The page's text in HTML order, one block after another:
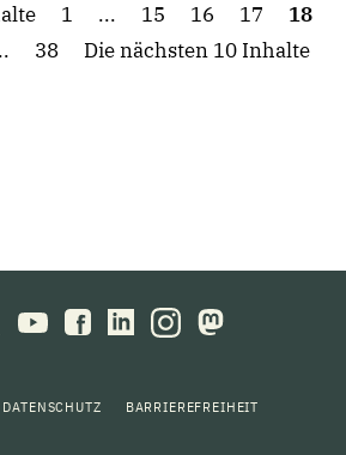
1 ... 15 16 17
18
38 Die nächsten 10 Inhalte
DATENSCHUTZ BARRIEREFREIHEIT